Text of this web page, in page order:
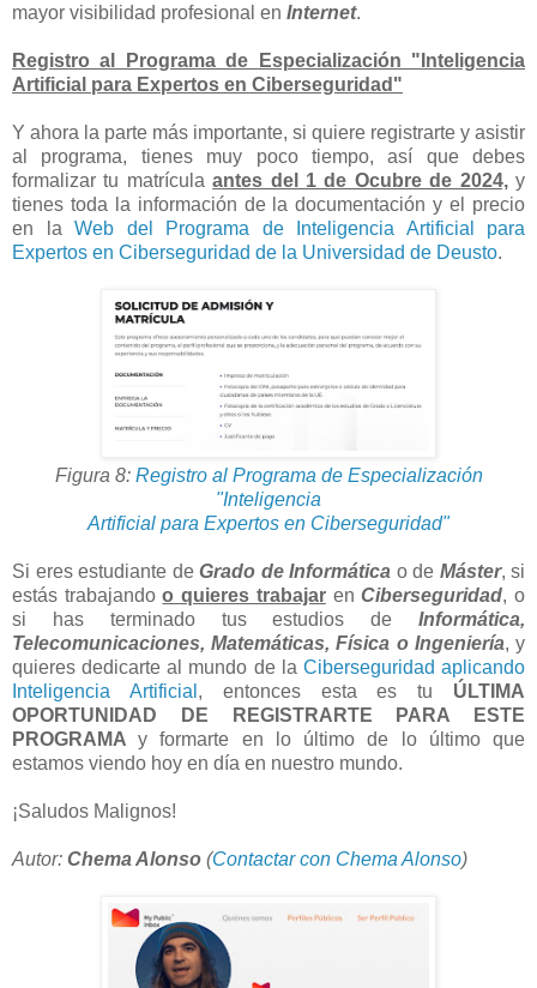
mayor visibilidad profesional en Internet.
Registro al Programa de Especialización "Inteligencia
Artificial para Expertos en Ciberseguridad"
Y ahora la parte más importante, si quiere registrarte y asistir
al programa, tienes muy poco tiempo, así que debes
formalizar tu matrículaantes del 1 de Ocubre de 2024,y
tienes toda la información de la documentación y el precio
en la Web del Programa de Inteligencia Artificial para
Expertos en Ciberseguridad de la Universidad de Deusto.
Figura 8: Registro al Programa de Especialización
"Inteligencia
Artificial para Expertos en Ciberseguridad"
Si eres estudiante de Grado de Informática o de Máster, si
estás trabajandoo quieres trabajarenCiberseguridad, o
si has terminado tus estudios de Informática,
Telecomunicaciones, Matemáticas, Física o Ingeniería, y
quieres dedicarte al mundo de la Ciberseguridad aplicando
Inteligencia Artificial , entonces esta es tu ÚLTIMA
OPORTUNIDAD DE REGISTRARTE PARA ESTE
PROGRAMAy formarte en lo último de lo último que
estamos viendo hoy en día en nuestro mundo.
¡Saludos Malignos!
Autor: Chema Alonso (Contactar con Chema Alonso)